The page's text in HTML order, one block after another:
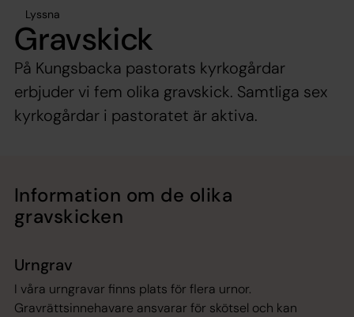
Lyssna
Gravskick
På Kungsbacka pastorats kyrkogårdar
erbjuder vi fem olika gravskick. Samtliga sex
kyrkogårdar i pastoratet är aktiva.
Information om de olika
gravskicken
Urngrav
I våra urngravar finns plats för flera urnor.
Gravrättsinnehavare ansvarar för skötsel och kan